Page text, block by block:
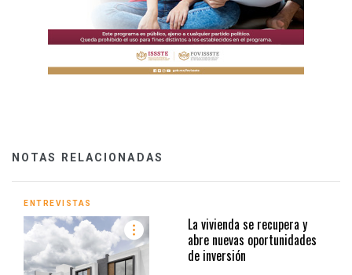
NOTAS RELACIONADAS
ENTREVISTAS
La vivienda se recupera y
abre nuevas oportunidades
de inversión